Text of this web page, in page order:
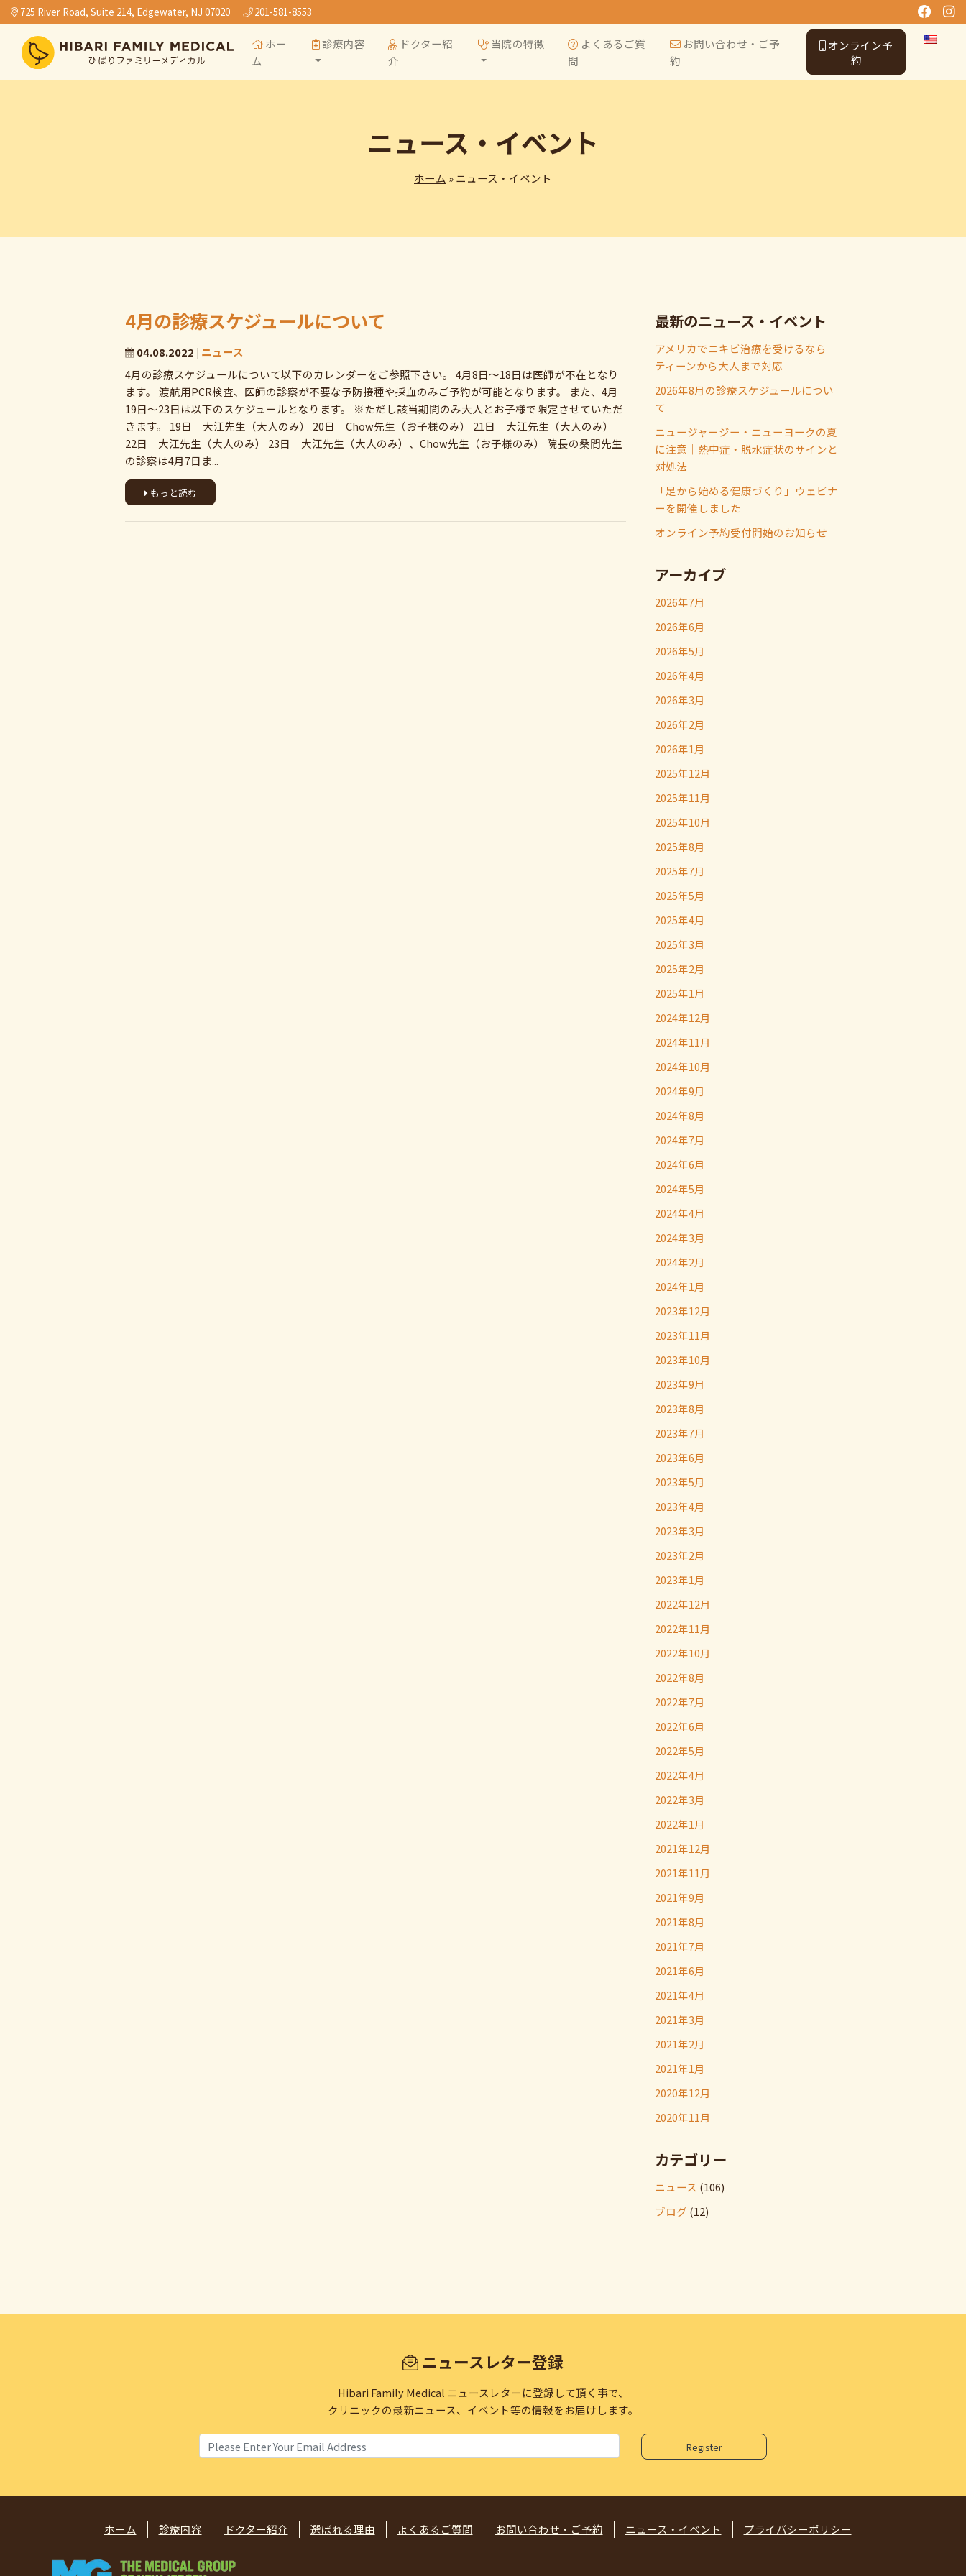
725 River Road, Suite 214, Edgewater, NJ 07020 201-581-8553
ホー
ム
診療内容
ドクター紹
介
当院の特徴
よくあるご質
問
お問い合わせ・ご予
約
オンライン予
約
ニュース・イベント
ホーム » ニュース・イベント
4月の診療スケジュールについて
04.08.2022 | ニュース
4月の診療スケジュールについて以下のカレンダーをご参照下さい。 4月8日～18日は医師が不在となり
ます。 渡航用PCR検査、医師の診察が不要な予防接種や採血のみご予約が可能となります。 また、4月
19日～23日は以下のスケジュールとなります。 ※ただし該当期間のみ大人とお子様で限定させていただ
きます。 19日 大江先生（大人のみ） 20日 Chow先生（お子様のみ） 21日 大江先生（大人のみ）
22日 大江先生（大人のみ） 23日 大江先生（大人のみ）、Chow先生（お子様のみ） 院長の桑間先生
の診察は4月7日ま...
もっと読む
最新のニュース・イベント
アメリカでニキビ治療を受けるなら｜
ティーンから大人まで対応
2026年8月の診療スケジュールについ
て
ニュージャージー・ニューヨークの夏
に注意｜熱中症・脱水症状のサインと
対処法
「足から始める健康づくり」ウェビナ
ーを開催しました
オンライン予約受付開始のお知らせ
アーカイブ
2026年7月
2026年6月
2026年5月
2026年4月
2026年3月
2026年2月
2026年1月
2025年12月
2025年11月
2025年10月
2025年8月
2025年7月
2025年5月
2025年4月
2025年3月
2025年2月
2025年1月
2024年12月
2024年11月
2024年10月
2024年9月
2024年8月
2024年7月
2024年6月
2024年5月
2024年4月
2024年3月
2024年2月
2024年1月
2023年12月
2023年11月
2023年10月
2023年9月
2023年8月
2023年7月
2023年6月
2023年5月
2023年4月
2023年3月
2023年2月
2023年1月
2022年12月
2022年11月
2022年10月
2022年8月
2022年7月
2022年6月
2022年5月
2022年4月
2022年3月
2022年1月
2021年12月
2021年11月
2021年9月
2021年8月
2021年7月
2021年6月
2021年4月
2021年3月
2021年2月
2021年1月
2020年12月
2020年11月
カテゴリー
ニュース (106)
ブログ (12)
ニュースレター登録
Hibari Family Medical ニュースレターに登録して頂く事で、
クリニックの最新ニュース、イベント等の情報をお届けします。
ホーム 診療内容 ドクター紹介 選ばれる理由 よくあるご質問 お問い合わせ・ご予約 ニュース・イベント プライバシーポリシー